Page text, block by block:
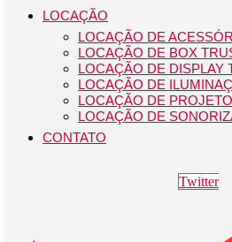
LOCAÇÃO
LOCAÇÃO DE
LOCAÇÃO DE BOX
LOCAÇÃO DE DISPLAY
LOCAÇÃO DE
LOCAÇÃO DE
LOCAÇÃO DE
CONTATO
Twitter